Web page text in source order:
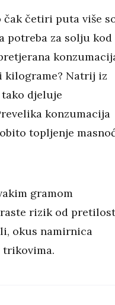
čak četiri puta više
potreba za solju kod
kilograme? Natrij iz
djeluje
konzumacija
topljenje
gramom
raste rizik od
okus namirnica
trikovima.